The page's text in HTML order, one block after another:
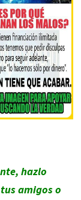
hazlo
amigos o